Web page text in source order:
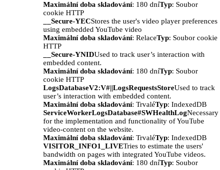
Maximální doba skladování: 180 dníTyp: Soubor
cookie HTTP
__Secure-YECStores the user's video player preferences
using embedded YouTube video
Maximální doba skladování: RelaceTyp: Soubor cookie
HTTP
__Secure-YNIDUsed to track user’s interaction with
embedded content.
Maximální doba skladování: 180 dníTyp: Soubor
cookie HTTP
LogsDatabaseV2:V#||LogsRequestsStoreUsed to track
user’s interaction with embedded content.
Maximální doba skladování: TrvaléTyp: IndexedDB
ServiceWorkerLogsDatabase#SWHealthLogNecessary
for the implementation and functionality of YouTube
video-content on the website.
Maximální doba skladování: TrvaléTyp: IndexedDB
VISITOR_INFO1_LIVETries to estimate the users'
bandwidth on pages with integrated YouTube videos.
Maximální doba skladování: 180 dníTyp: Soubor